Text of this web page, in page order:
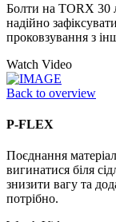
Болти на TORX 30
надійно
проковзування з
Watch Video
Back to overview
P-FLEX
Поєднання
вигинатися біля
знизити вагу та
потрібно.